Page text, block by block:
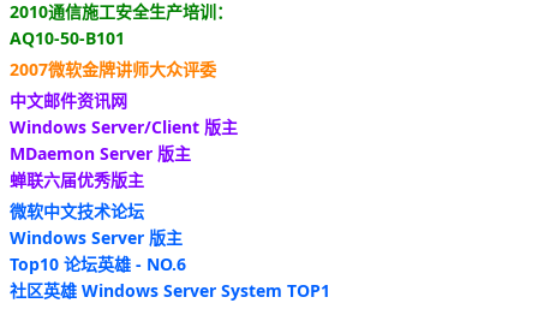
2010通信施工安全生产培训：
AQ10-50-B101
2007微软金牌讲师大众评委
中文邮件资讯网
Windows Server/Client 版主
MDaemon Server 版主
蝉联六届优秀版主
微软中文技术论坛
Windows Server 版主
Top10 论坛英雄 - NO.6
社区英雄 Windows Server System TOP1